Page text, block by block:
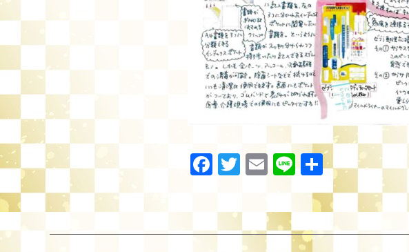
F
c
e
T
tt
er
E
ail
Li
n
共
有